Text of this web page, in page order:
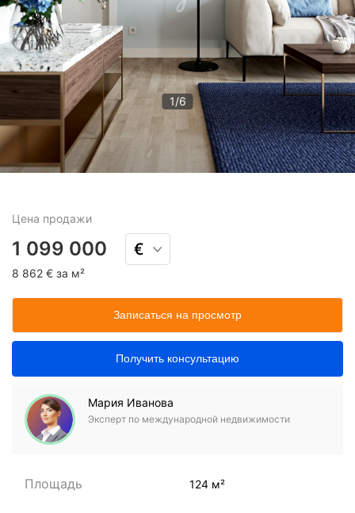
1/6
Цена продажи
1 099 000
8 862 € за м²
Записаться на просмотр
Получить консультацию
Мария Иванова
Эксперт по международной недвижимости
Площадь 124 м²